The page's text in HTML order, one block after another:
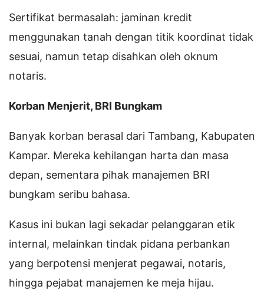
Sertifikat bermasalah: jaminan kredit
menggunakan tanah dengan titik koordinat tidak
sesuai, namun tetap disahkan oleh oknum
notaris.
Korban Menjerit, BRI Bungkam
Banyak korban berasal dari Tambang, Kabupaten
Kampar. Mereka kehilangan harta dan masa
depan, sementara pihak manajemen BRI
bungkam seribu bahasa.
Kasus ini bukan lagi sekadar pelanggaran etik
internal, melainkan tindak pidana perbankan
yang berpotensi menjerat pegawai, notaris,
hingga pejabat manajemen ke meja hijau.